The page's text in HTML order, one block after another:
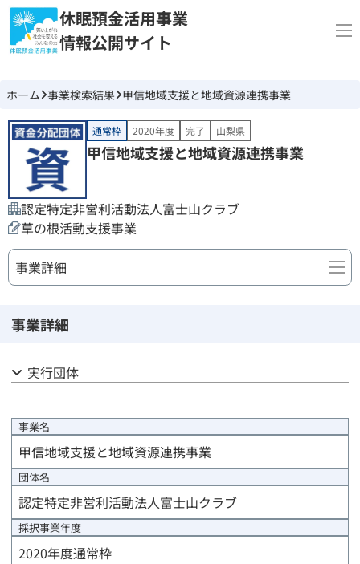
休眠預金活用事業
情報公開サイト
ホーム 事業検索結果 甲信地域支援と地域資源連携事業
通常枠 2020年度 完了 山梨県
甲信地域支援と地域資源連携事業
認定特定非営利活動法人富士山クラブ
草の根活動支援事業
事業詳細
公募結果報告
事業計画
評価計画
資金計画
事前評価報告
事業詳細
実行団体
事業名
甲信地域支援と地域資源連携事業
団体名
認定特定非営利活動法人富士山クラブ
採択事業年度
2020年度通常枠